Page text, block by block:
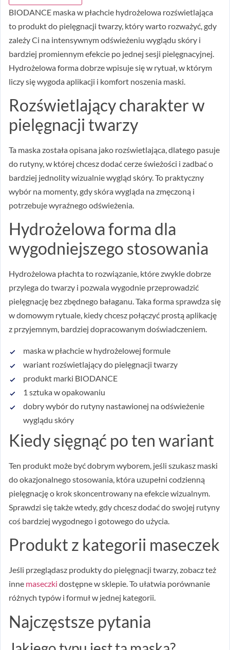
BIODANCE maska w płachcie hydrożelowa rozświetlająca
to produkt do pielęgnacji twarzy, który warto rozważyć, gdy
zależy Ci na intensywnym odświeżeniu wyglądu skóry i
bardziej promiennym efekcie po jednej sesji pielęgnacyjnej.
Hydrożelowa forma dobrze wpisuje się w rytuał, w którym
liczy się wygoda aplikacji i komfort noszenia maski.
Rozświetlający charakter w
pielęgnacji twarzy
Ta maska została opisana jako rozświetlająca, dlatego pasuje
do rutyny, w której chcesz dodać cerze świeżości i zadbać o
bardziej jednolity wizualnie wygląd skóry. To praktyczny
wybór na momenty, gdy skóra wygląda na zmęczoną i
potrzebuje wyraźnego odświeżenia.
Hydrożelowa forma dla
wygodniejszego stosowania
Hydrożelowa płachta to rozwiązanie, które zwykle dobrze
przylega do twarzy i pozwala wygodnie przeprowadzić
pielęgnację bez zbędnego bałaganu. Taka forma sprawdza się
w domowym rytuale, kiedy chcesz połączyć prostą aplikację
z przyjemnym, bardziej dopracowanym doświadczeniem.
maska w płachcie w hydrożelowej formule
wariant rozświetlający do pielęgnacji twarzy
produkt marki BIODANCE
1 sztuka w opakowaniu
dobry wybór do rutyny nastawionej na odświeżenie
wyglądu skóry
Kiedy sięgnąć po ten wariant
Ten produkt może być dobrym wyborem, jeśli szukasz maski
do okazjonalnego stosowania, która uzupełni codzienną
pielęgnację o krok skoncentrowany na efekcie wizualnym.
Sprawdzi się także wtedy, gdy chcesz dodać do swojej rutyny
coś bardziej wygodnego i gotowego do użycia.
Produkt z kategorii maseczek
Jeśli przeglądasz produkty do pielęgnacji twarzy, zobacz też
inne maseczki dostępne w sklepie. To ułatwia porównanie
różnych typów i formuł w jednej kategorii.
Najczęstsze pytania